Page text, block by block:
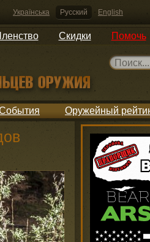
Українська Русский English
Скидки Помочь
Оружейный